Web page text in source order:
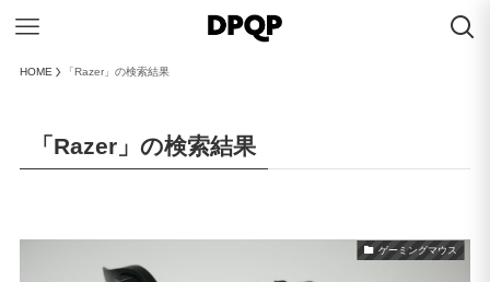
HOME 「Razer」の検索結果
「Razer」の検索結果
ゲーミングマウス